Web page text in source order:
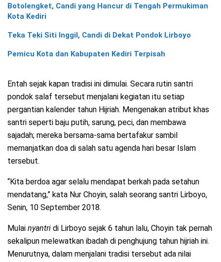
Botolengket, Candi yang Hancur di Tengah Permukiman
Kota Kediri
Teka Teki Siti Inggil, Candi di Dekat Pondok Lirboyo
Pemicu Kota dan Kabupaten Kediri Terpisah
Entah sejak kapan tradisi ini dimulai. Secara rutin santri
pondok salaf tersebut menjalani kegiatan itu setiap
pergantian kalender tahun Hijriah. Mengenakan atribut khas
santri seperti baju putih, sarung, peci, dan membawa
sajadah; mereka bersama-sama bertafakur sambil
memanjatkan doa di salah satu agenda hari besar Islam
tersebut.
“Kita berdoa agar selalu mendapat berkah pada setahun
mendatang,” kata Nur Choyin, salah seorang santri Lirboyo,
Senin, 10 September 2018.
Mulai nyantri di Lirboyo sejak 6 tahun lalu, Choyin tak pernah
sekalipun melewatkan ibadah di penghujung tahun hijriah ini.
Menurutnya, dalam menjalani tradisi tersebut ada nilai